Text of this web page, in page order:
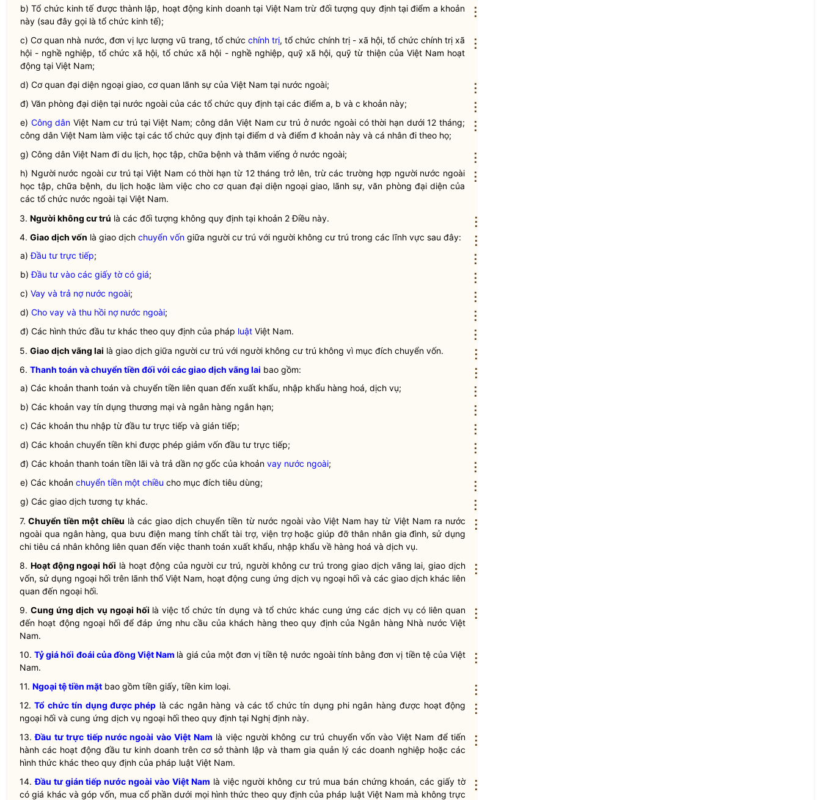
b) Tổ chức kinh tế được thành lập, hoạt động kinh doanh tại Việt Nam trừ đối tượng quy định tại điểm a khoản
này (sau đây gọi là tổ chức kinh tế);
c) Cơ quan nhà nước, đơn vị lực lượng vũ trang, tổ chứcchính trị, tổ chức chính trị- xã hội, tổ chức chính trịxã
hội - nghề nghiệp, tổ chức xã hội, tổ chức xã hội - nghề nghiệp, quỹ xã hội, quỹ từ thiện của Việt Nam hoạt
động tại Việt Nam;
d) Cơ quan đại diện ngoại giao, cơ quan lãnh sự của Việt Nam tại nước ngoài;
đ) Văn phòng đại diện tại nước ngoài của các tổ chức quy định tại các điểm a, b và c khoản này;
e) Công dân Việt Nam cư trú tại Việt Nam; công dân Việt Nam cư trú ở nước ngoài có thời hạn dưới 12 tháng;
công dân Việt Nam làm việc tại các tổ chức quy định tại điểm d và điểm đ khoản này và cá nhân đi theo họ;
g) Công dân Việt Nam đi du lịch, học tập, chữa bệnh và thăm viếng ở nước ngoài;
h) Người nước ngoài cư trú tại Việt Nam có thời hạn từ 12 tháng trở lên, trừ các trường hợp người nước ngoài
học tập, chữa bệnh, du lịch hoặc làm việc cho cơ quan đại diện ngoại giao, lãnh sự, văn phòng đại diện của
các tổ chức nước ngoài tại Việt Nam.
3. Người không cư trú là các đối tượng không quy định tại khoản 2 Điều này.
4. Giao dịch vốn là giao dịch chuyển vốn giữa người cư trú với người không cư trú trong các lĩnh vực sau đây:
a)Đầu tư trực tiếp;
b)Đầu tư vào các giấy tờ có giá;
c) Vay và trả nợ nước ngoài;
d) Cho vay và thu hồi nợ nước ngoài;
đ) Các hình thức đầu tư khác theo quy định của pháp luật Việt Nam.
5. Giao dịch vãng lai là giao dịch giữa người cư trú với người không cư trú không vì mục đích chuyển vốn.
6. Thanh toán và chuyển tiền đối với các giao dịch vãng lai bao gồm:
a) Các khoản thanh toán và chuyển tiền liên quan đến xuất khẩu, nhập khẩu hàng hoá, dịch vụ;
b) Các khoản vay tín dụng thương mại và ngân hàng ngắn hạn;
c) Các khoản thu nhập từ đầu tư trực tiếp và gián tiếp;
d) Các khoản chuyển tiền khi được phép giảm vốn đầu tư trực tiếp;
đ) Các khoản thanh toán tiền lãi và trả dần nợ gốc của khoản vay nước ngoài;
e) Các khoản chuyển tiền một chiều cho mục đích tiêu dùng;
g) Các giao dịch tương tự khác.
7. Chuyển tiền một chiều là các giao dịch chuyển tiền từ nước ngoài vào Việt Nam hay từ Việt Nam ra nước
ngoài qua ngân hàng, qua bưu điện mang tính chất tài trợ, viện trợ hoặc giúp đỡ thân nhân gia đình, sử dụng
chi tiêu cá nhân không liên quan đến việc thanh toán xuất khẩu, nhập khẩu về hàng hoá và dịch vụ.
8. Hoạt động ngoại hối là hoạt động của người cư trú, người không cư trú trong giao dịch vãng lai,giao dịch
vốn, sử dụng ngoại hối trên lãnh thổ Việt Nam, hoạt động cung ứng dịch vụ ngoại hối và các giao dịch khác liên
quan đến ngoại hối.
9.Cung ứng dịch vụ ngoại hối là việc tổ chức tín dụng và tổ chức khác cung ứng các dịch vụ có liên quan
đến hoạt động ngoại hốiđể đáp ứng nhu cầu của khách hàng theo quy định của Ngân hàng Nhà nước Việt
Nam.
10.Tỷ giá hối đoái của đồng Việt Nam là giá của một đơn vịtiền tệ nước ngoài tính bằng đơn vị tiền tệcủa Việt
Nam.
11. Ngoại tệ tiền mặt bao gồm tiền giấy, tiền kim loại.
12.Tổ chức tín dụng được phép là các ngân hàng và các tổ chức tín dụng phi ngân hàng được hoạt động
ngoại hối và cung ứng dịch vụ ngoại hối theo quy định tại Nghị định này.
13.Đầu tư trực tiếp nước ngoài vào Việt Nam là việc người không cư trú chuyển vốn vào Việt Nam để tiến
hành các hoạt động đầu tư kinh doanh trên cơ sở thành lập và tham gia quản lý các doanh nghiệp hoặc các
hình thức khác theo quy định của pháp luật Việt Nam.
14.Đầu tư gián tiếp nước ngoài vào Việt Nam là việc người không cư trú mua bán chứng khoán, các giấy tờ
có giá khác và góp vốn, mua cổ phần dưới mọi hình thức theo quy định của pháp luậtViệt Nam mà không trực
⋮
⋮
⋮
⋮
⋮
⋮
⋮
⋮
⋮
⋮
⋮
⋮
⋮
⋮
⋮
⋮
⋮
⋮
⋮
⋮
⋮
⋮
⋮
⋮
⋮
⋮
⋮
⋮
⋮
⋮
⋮